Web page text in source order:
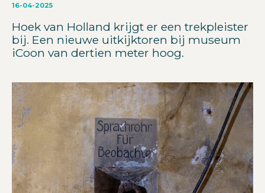
16-04-2025
Hoek van Holland krijgt er een trekpleister
bij. Een nieuwe uitkijktoren bij museum
iCoon van dertien meter hoog.